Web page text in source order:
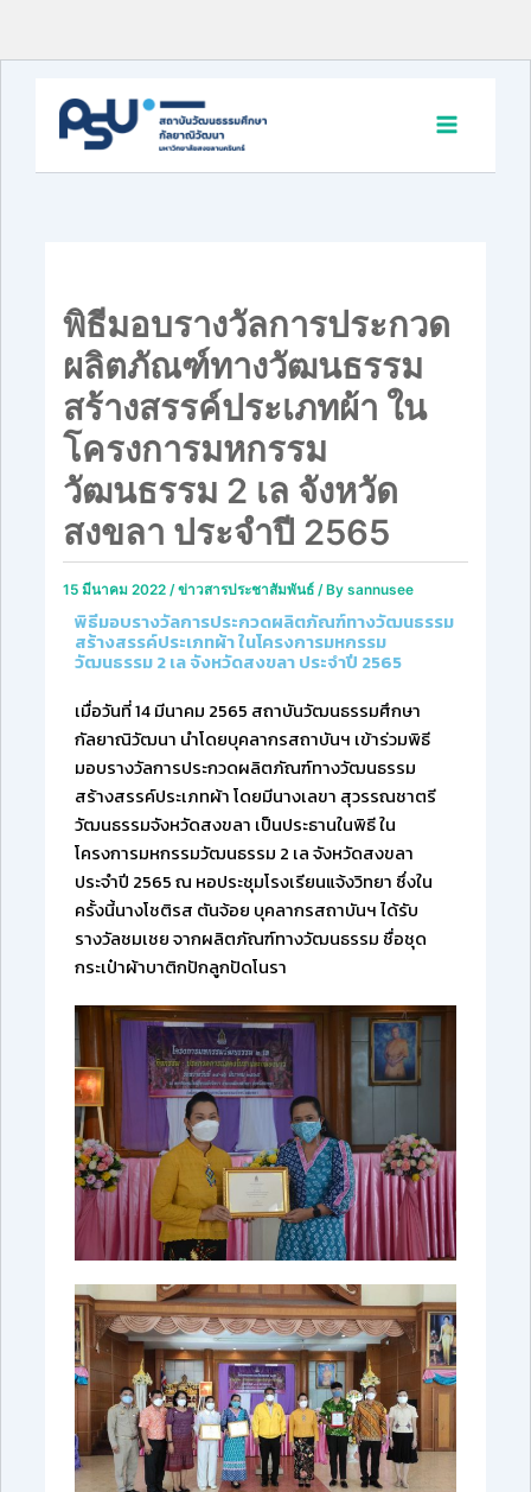
content
พิธีมอบรางวัลการประกวด
ผลิตภัณฑ์ทางวัฒนธรรม
สร้างสรรค์ประเภทผ้า ใน
โครงการมหกรรม
วัฒนธรรม 2 เล จังหวัด
สงขลา ประจำปี 2565
15 มีนาคม 2022 /ข่าวสารประชาสัมพันธ์/ By sannusee
พิธีมอบรางวัลการประกวดผลิตภัณฑ์ทางวัฒนธรรม
สร้างสรรค์ประเภทผ้า ในโครงการมหกรรม
วัฒนธรรม 2 เล จังหวัดสงขลา ประจำปี 2565
เมื่อวันที่ 14 มีนาคม 2565 สถาบันวัฒนธรรมศึกษา
กัลยาณิวัฒนา นำโดยบุคลากรสถาบันฯ เข้าร่วมพิธี
มอบรางวัลการประกวดผลิตภัณฑ์ทางวัฒนธรรม
สร้างสรรค์ประเภทผ้า โดยมีนางเลขา สุวรรณชาตรี
วัฒนธรรมจังหวัดสงขลา เป็นประธานในพิธี ใน
โครงการมหกรรมวัฒนธรรม 2 เล จังหวัดสงขลา
ประจำปี 2565 ณ หอประชุมโรงเรียนแจ้งวิทยา ซึ่งใน
ครั้งนี้นางโชติรส ตันจ้อย บุคลากรสถาบันฯ ได้รับ
รางวัลชมเชย จากผลิตภัณฑ์ทางวัฒนธรรม ชื่อชุด
กระเป๋าผ้าบาติกปักลูกปัดโนรา